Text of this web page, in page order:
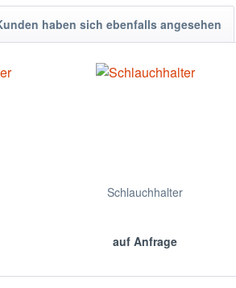
haben sich ebenfalls angesehen
Schlauchhalter
auf Anfrage